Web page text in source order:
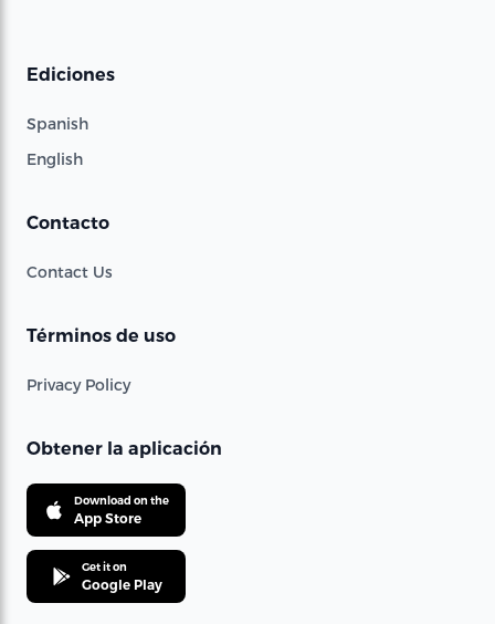
Ediciones
Spanish
English
Contacto
Contact Us
Términos de uso
Privacy Policy
Obtener la aplicación
Download on the
App Store
Get it on
Google Play